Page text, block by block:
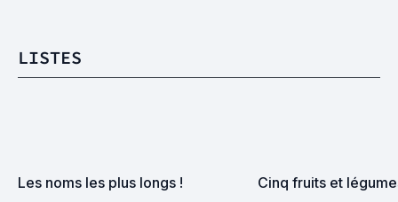
LISTES
Les noms les plus longs ! Cinq fruits et